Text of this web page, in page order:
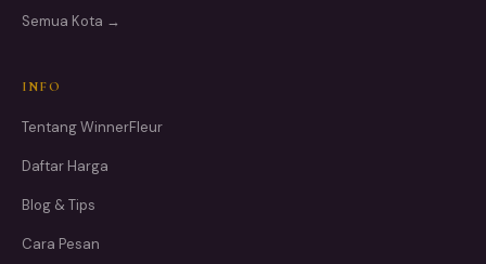
Semua Kota →
INFO
Tentang WinnerFleur
Daftar Harga
Blog & Tips
Cara Pesan